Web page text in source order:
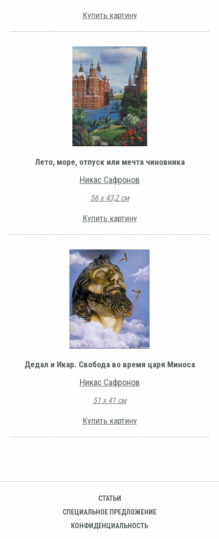
Купить картину
Лето, море, отпуск или мечта чиновника
Никас Сафронов
56 х 43,2 см
Купить картину
Дедал и Икар. Свобода во время царя Миноса
Никас Сафронов
51 х 41 см
Купить картину
СТАТЬИ
СПЕЦИАЛЬНОЕ ПРЕДЛОЖЕНИЕ
КОНФИДЕНЦИАЛЬНОСТЬ